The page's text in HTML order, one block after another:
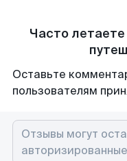
Часто
Оставьте
пользователям